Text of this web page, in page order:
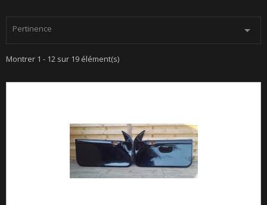
Pertinence 
Montrer 1 - 12 sur 19 élément(s)